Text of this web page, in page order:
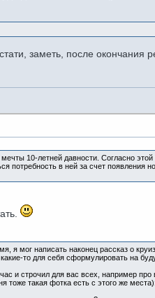
заметь, после окончания
10-летней давности. Согласно
в ней за счет появления
я мог написать наконец рассказ о
то для себя сформулировать на
и строчил для вас всех, например про
тоже такая фотка есть с этого же места):